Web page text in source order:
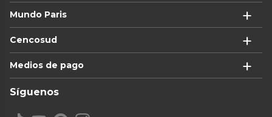
Mundo Paris
Cencosud
Medios de pago
Síguenos